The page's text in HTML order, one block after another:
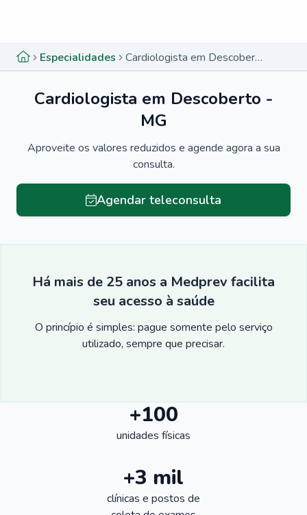
Especialidades Cardiologista em Descoberto - MG
Cardiologista em Descoberto -
MG
Aproveite os valores reduzidos e agende agora a sua
consulta.
Agendar teleconsulta
Há mais de 25 anos a Medprev facilita
seu acesso à saúde
O princípio é simples: pague somente pelo serviço
utilizado, sempre que precisar.
+100
unidades físicas
+3 mil
clínicas e postos de